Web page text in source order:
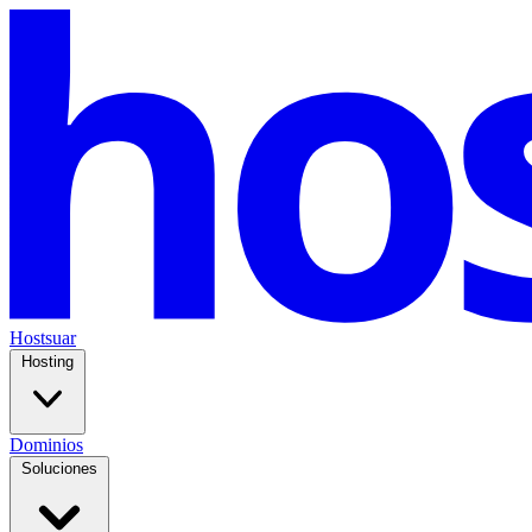
Hostsuar
Hosting
Dominios
Soluciones